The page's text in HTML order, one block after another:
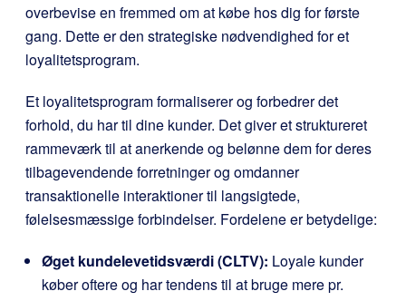
overbevise en fremmed om at købe hos dig for første
gang. Dette er den strategiske nødvendighed for et
loyalitetsprogram.
Et loyalitetsprogram formaliserer og forbedrer det
forhold, du har til dine kunder. Det giver et struktureret
rammeværk til at anerkende og belønne dem for deres
tilbagevendende forretninger og omdanner
transaktionelle interaktioner til langsigtede,
følelsesmæssige forbindelser. Fordelene er betydelige:
Øget kundelevetidsværdi (CLTV): Loyale kunder
køber oftere og har tendens til at bruge mere pr.